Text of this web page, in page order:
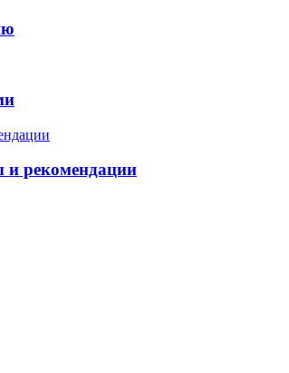
и рекомендации